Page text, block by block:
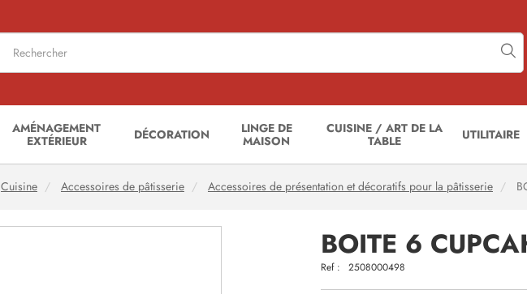
AMÉNAGEMENT
EXTÉRIEUR
DÉCORATION
LINGE DE
MAISON
CUISINE / ART DE LA
TABLE
UTILITAIRE
Cuisine Accessoires de pâtisserie Accessoires de présentation et décoratifs pour la pâtisserie
BOITE 6
Ref : 2508000498